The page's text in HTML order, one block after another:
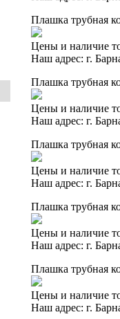
Плашка трубная
Цены и наличие
Наш адрес: г.
Плашка трубная
Цены и наличие
Наш адрес: г.
Плашка трубная
Цены и наличие
Наш адрес: г.
Плашка трубная
Цены и наличие
Наш адрес: г.
Плашка трубная
Цены и наличие
Наш адрес: г.